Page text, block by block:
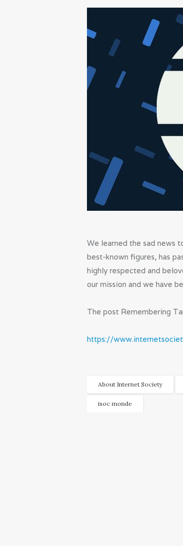
We learned the sad news
best-known figures, has
highly respected and
our mission and we have
The post Remembering
https://
About Internet Society
isoc monde